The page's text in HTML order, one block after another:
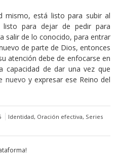
mismo, está listo para subir al
para dejar de pedir para
salir de lo conocido, para entrar
de parte de Dios, entonces
atención debe de enfocarse en
de dar una vez que
nuevo y expresar ese Reino del
Identidad, Oración efectiva, Series